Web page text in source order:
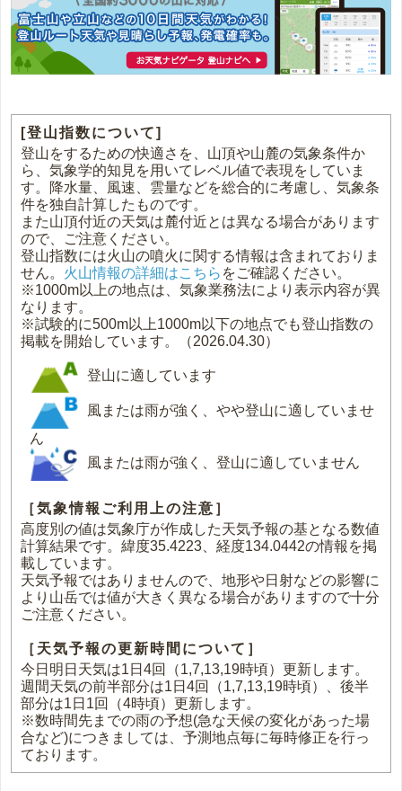
[登山指数について]
登山をするための快適さを、山頂や山麓の気象条件か
ら、気象学的知見を用いてレベル値で表現をしていま
す。降水量、風速、雲量などを総合的に考慮し、気象条
件を独自計算したものです。
また山頂付近の天気は麓付近とは異なる場合があります
ので、ご注意ください。
登山指数には火山の噴火に関する情報は含まれておりま
せん。 火山情報の詳細はこちら をご確認ください。
※1000m以上の地点は、気象業務法により表示内容が異
なります。
※試験的に500m以上1000m以下の地点でも登山指数の
掲載を開始しています。（2026.04.30）
登山に適しています
風または雨が強く、やや登山に適していませ
ん
風または雨が強く、登山に適していません
［気象情報ご利用上の注意］
高度別の値は気象庁が作成した天気予報の基となる数値
計算結果です。緯度35.4223、経度134.0442の情報を掲
載しています。
天気予報ではありませんので、地形や日射などの影響に
より山岳では値が大きく異なる場合がありますので十分
ご注意ください。
［天気予報の更新時間について］
今日明日天気は1日4回（1,7,13,19時頃）更新します。
週間天気の前半部分は1日4回（1,7,13,19時頃）、後半
部分は1日1回（4時頃）更新します。
※数時間先までの雨の予想(急な天候の変化があった場
合など)につきましては、予測地点毎に毎時修正を行っ
ております。